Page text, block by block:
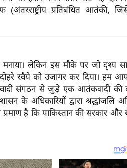
प्रतिबंधित आतंकी,
मनाया। लेकिन इस मौके पर जो दृश्य
रवैये को उजागर कर दिया। हम
संगठन से जुड़े एक आतंकवादी की
के अधिकारियों द्वारा श्रद्धांजलि
है कि पाकिस्तान की सरकार और